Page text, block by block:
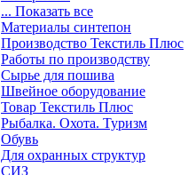
... Показать все
Материалы синтепон
Производство Текстиль Плюс
Работы по производству
Сырье для пошива
Швейное оборудование
Товар Текстиль Плюс
Рыбалка. Охота. Туризм
Обувь
Для охранных структур
СИЗ